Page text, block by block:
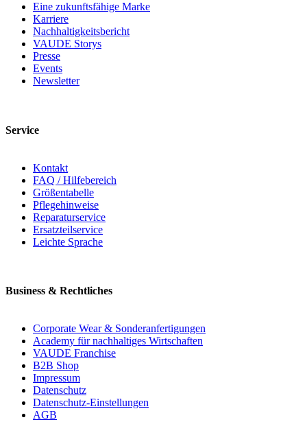
Eine zukunftsfähige Marke
Karriere
Nachhaltigkeitsbericht
VAUDE Storys
Presse
Events
Newsletter
Service
Kontakt
FAQ / Hilfebereich
Größentabelle
Pflegehinweise
Reparaturservice
Ersatzteilservice
Leichte Sprache
Business & Rechtliches
Corporate Wear & Sonderanfertigungen
Academy für nachhaltiges Wirtschaften
VAUDE Franchise
B2B Shop
Impressum
Datenschutz
Datenschutz-Einstellungen
AGB